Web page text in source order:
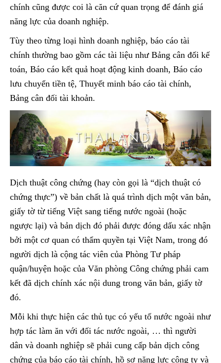
chính cũng được coi là căn cứ quan trọng để đánh giá
năng lực của doanh nghiệp.
Tùy theo từng loại hình doanh nghiệp, báo cáo tài
chính thường bao gồm các tài liệu như Bảng cân đối kế
toán, Báo cáo kết quả hoạt động kinh doanh, Báo cáo
lưu chuyển tiền tệ, Thuyết minh báo cáo tài chính,
Bảng cân đối tài khoản.
Dịch thuật công chứng (hay còn gọi là “dịch thuật có
chứng thực”) về bản chất là quá trình dịch một văn bản,
giấy tờ từ tiếng Việt sang tiếng nước ngoài (hoặc
ngược lại) và bản dịch đó phải được đóng dấu xác nhận
bởi một cơ quan có thẩm quyền tại Việt Nam, trong đó
người dịch là cộng tác viên của Phòng Tư pháp
quận/huyện hoặc của Văn phòng Công chứng phải cam
kết đã dịch chính xác nội dung trong văn bản, giấy tờ
đó.
Mỗi khi thực hiện các thủ tục có yếu tố nước ngoài như
hợp tác làm ăn với đối tác nước ngoài, … thì người
dân và doanh nghiệp sẽ phải cung cấp bản dịch công
chứng của báo cáo tài chính, hồ sơ năng lực công ty và